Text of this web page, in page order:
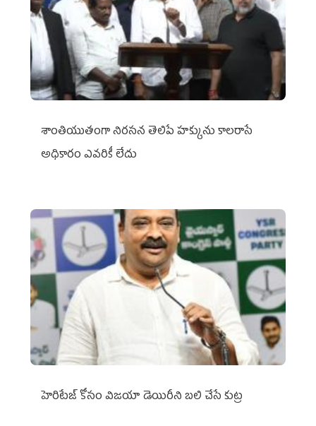
శాంతియుతంగా నిరసన తెలిపే హక్కును కాలరాసే
అధికారం ఎవరికీ లేదు
హెరిటేజ్ కోసం విజయా డెయిరీని బలి చేసే కుట్ర‌